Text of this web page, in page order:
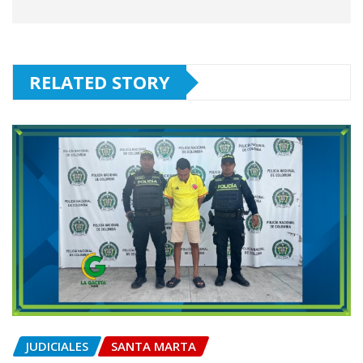
RELATED STORY
JUDICIALES SANTA MARTA